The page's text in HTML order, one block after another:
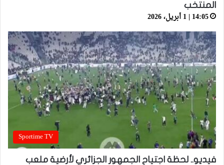
المنتخب
14:05 | 1 أبريل، 2026
Sportime TV
فيديو.. لحظة اجتياح الجمهور الجزائري لأرضية ملعب